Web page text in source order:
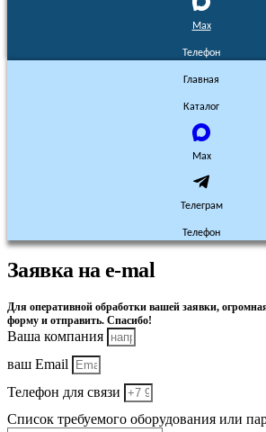
Max
Телефон
Главная
Каталог
Max
Телеграм
Телефон
Заявка на e-mal
Для оперативной обработки вашей заявки,
форму и отправить. Спасибо!
Ваша компания
ваш Email
Телефон для связи
Список требуемого оборудования или